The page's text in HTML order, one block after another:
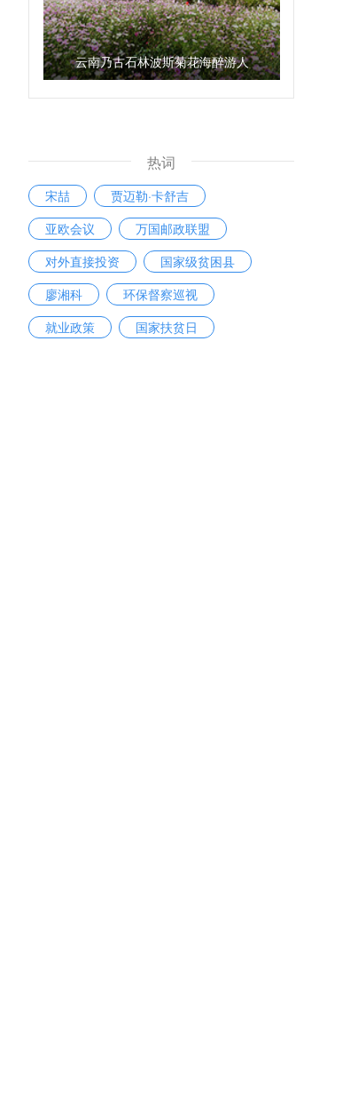
云南乃古石林波斯菊花海醉游人
热词
宋喆
贾迈勒·卡舒吉
亚欧会议
万国邮政联盟
对外直接投资
国家级贫困县
廖湘科
环保督察巡视
就业政策
国家扶贫日